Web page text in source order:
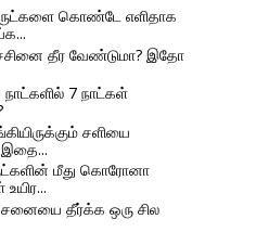
கொண்டே எளிதாக
தீர வேண்டுமா? இதோ
நாட்களில் 7 நாட்கள்
சளியை
இதை...
மீது கொரோனா
தீர்க்க ஒரு சில